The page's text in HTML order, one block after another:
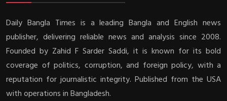
Daily Bangla Times is a leading Bangla and English news
publisher, delivering reliable news and analysis since 2008.
Founded by Zahid F Sarder Saddi, it is known for its bold
coverage of politics, corruption, and foreign policy, with a
reputation for journalistic integrity. Published from the USA
with operations in Bangladesh.